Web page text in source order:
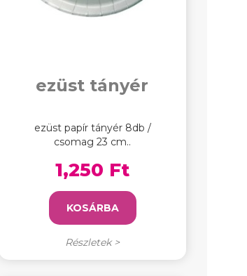
ezüst tányér
ezüst papír tányér 8db /
csomag 23 cm..
1,250 Ft
KOSÁRBA
Részletek >